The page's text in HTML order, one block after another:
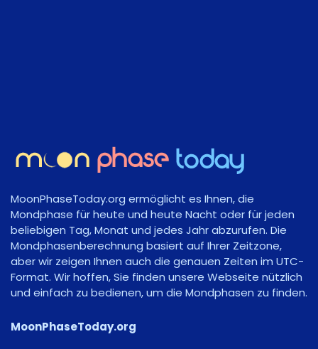
MoonPhaseToday.org ermöglicht es Ihnen, die
Mondphase für heute und heute Nacht oder für jeden
beliebigen Tag, Monat und jedes Jahr abzurufen. Die
Mondphasenberechnung basiert auf Ihrer Zeitzone,
aber wir zeigen Ihnen auch die genauen Zeiten im UTC-
Format. Wir hoffen, Sie finden unsere Webseite nützlich
und einfach zu bedienen, um die Mondphasen zu finden.
MoonPhaseToday.org